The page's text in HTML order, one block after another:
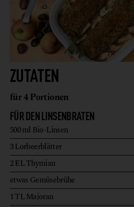
ZUTATEN
für 4 Portionen
FÜR DEN LINSENBRATEN
500ml Bio-Linsen
3Lorbeerblätter
2ELThymian
etwas Gemüsebrühe
1 TLMajoran